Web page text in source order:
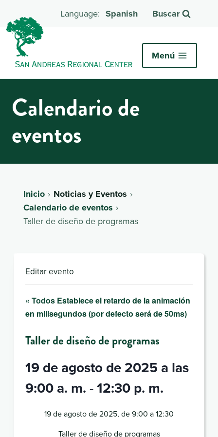
Spanish Buscar
Menú
Calendario de
eventos
Inicio
Noticias y Eventos
Calendario de eventos
Taller de diseño de programas
Editar evento
« Todos Establece el retardo de la animación
en milisegundos (por defecto será de 50ms)
Taller de diseño de programas
19 de agosto de 2025 a las
9:00 a. m. -12:30 p. m.
19 de agosto de 2025, de 9:00 a 12:30
Taller de diseño de programas